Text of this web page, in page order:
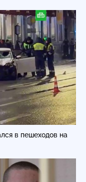
в пешеходов на